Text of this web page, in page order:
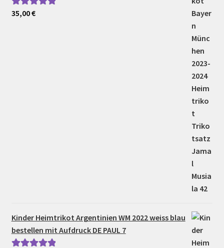
Bewertet mit
35,00€
Kinder Heimtrikot Argentinien WM 2022 weiss blau
bestellen mit Aufdruck DE PAUL 7